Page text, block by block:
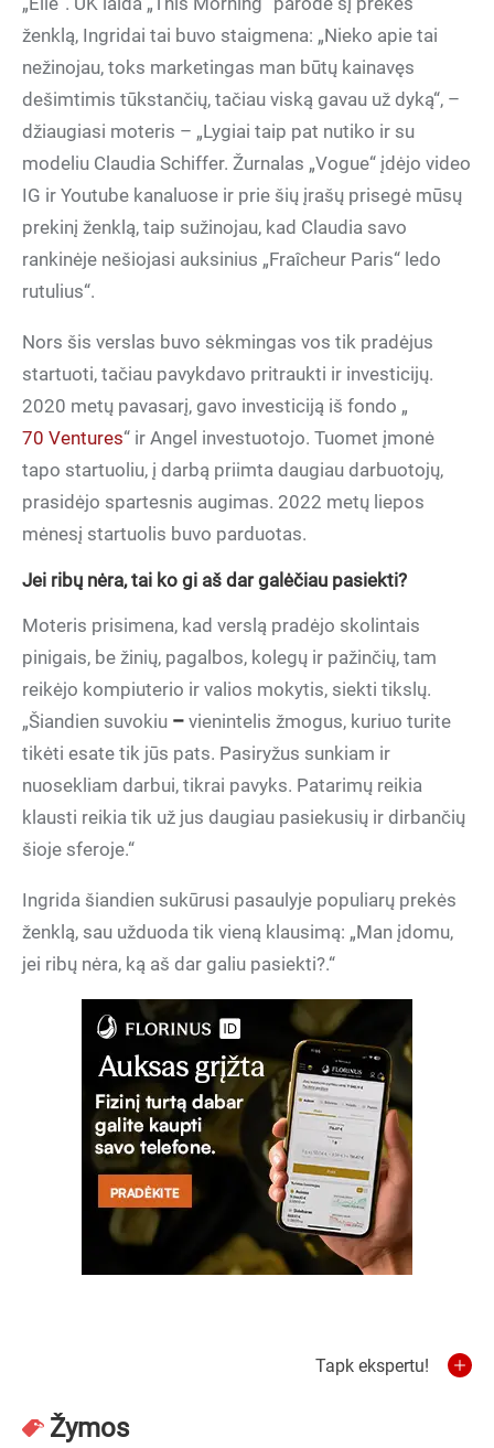
ženklą, Ingridai tai buvo staigmena: „Nieko apie tai
nežinojau, toks marketingas man būtų kainavęs
dešimtimis tūkstančių, tačiau viską gavau už dyką“, –
džiaugiasi moteris – „Lygiai taip pat nutiko ir su
modeliu Claudia Schiffer. Žurnalas „Vogue“ įdėjo video
IG ir Youtube kanaluose ir prie šių įrašų prisegė mūsų
prekinį ženklą, taip sužinojau, kad Claudia savo
rankinėje nešiojasi auksinius „Fraîcheur Paris“ ledo
rutulius“.
Nors šis verslas buvo sėkmingas vos tik pradėjus
startuoti, tačiau pavykdavo pritraukti ir investicijų.
2020 metų pavasarį, gavo investiciją iš fondo „
70 Ventures“ ir Angel investuotojo. Tuomet įmonė
tapo startuoliu, į darbą priimta daugiau darbuotojų,
prasidėjo spartesnis augimas. 2022 metų liepos
mėnesį startuolis buvo parduotas.
Jei ribų nėra, tai ko gi aš dar galėčiau pasiekti?
Moteris prisimena, kad verslą pradėjo skolintais
pinigais, be žinių, pagalbos, kolegų ir pažinčių, tam
reikėjo kompiuterio ir valios mokytis, siekti tikslų.
„Šiandien suvokiu – vienintelis žmogus, kuriuo turite
tikėti esate tik jūs pats. Pasiryžus sunkiam ir
nuosekliam darbui, tikrai pavyks. Patarimų reikia
klausti reikia tik už jus daugiau pasiekusių ir dirbančių
šioje sferoje.“
Ingrida šiandien sukūrusi pasaulyje populiarų prekės
ženklą, sau užduoda tik vieną klausimą: „Man įdomu,
jei ribų nėra, ką aš dar galiu pasiekti?.“
Tapk ekspertu!
Žymos